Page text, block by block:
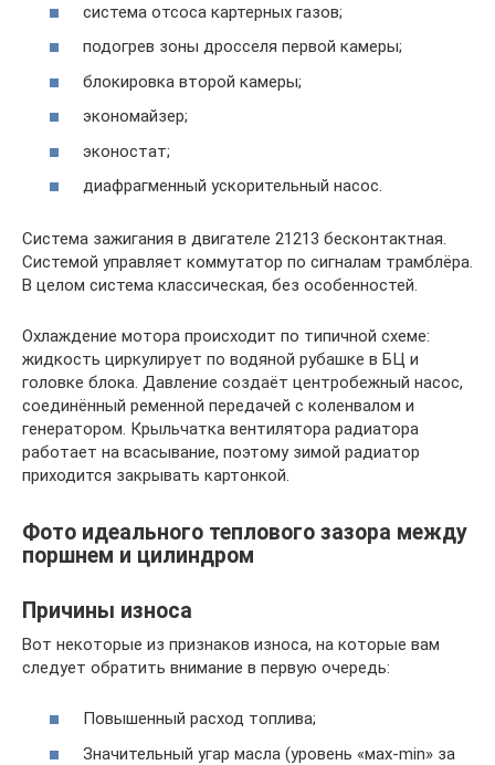
система отсоса картерных газов;
подогрев зоны дросселя первой камеры;
блокировка второй камеры;
экономайзер;
эконостат;
диафрагменный ускорительный насос.
Система зажигания в двигателе 21213 бесконтактная.
Системой управляет коммутатор по сигналам трамблёра.
В целом система классическая, без особенностей.
Охлаждение мотора происходит по типичной схеме:
жидкость циркулирует по водяной рубашке в БЦ и
головке блока. Давление создаёт центробежный насос,
соединённый ременной передачей с коленвалом и
генератором. Крыльчатка вентилятора радиатора
работает на всасывание, поэтому зимой радиатор
приходится закрывать картонкой.
Фото идеального теплового зазора между
поршнем и цилиндром
Причины износа
Вот некоторые из признаков износа, на которые вам
следует обратить внимание в первую очередь:
Повышенный расход топлива;
Значительный угар масла (уровень «мах-min» за